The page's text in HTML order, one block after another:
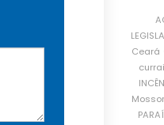
Ceará